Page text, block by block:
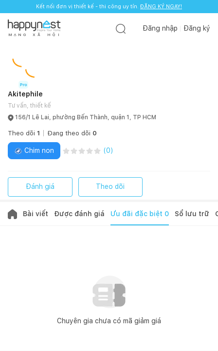
Kết nối đơn vị thiết kế - thi công uy tín. ĐĂNG KÝ NGAY!
M Ạ N G X Ã H Ộ I
Đăng nhập Đăng ký
Akitephile
Tư vấn, thiết kế
156/1 Lê Lai, phường Bến Thành, quận 1, TP HCM
Theo dõi 1 Đang theo dõi 0
Chim non (0)
Đánh giá Theo dõi
Bài viết Được đánh giá Ưu đãi đặc biệt 0 Sổ lưu trữ
Chuyên gia chưa có mã giảm giá